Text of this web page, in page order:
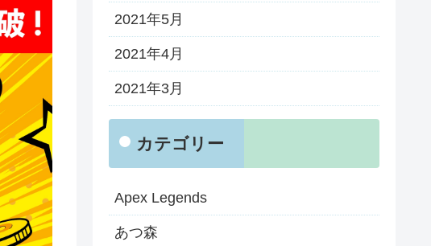
2021年5月
2021年4月
2021年3月
カテゴリー
Apex Legends
あつ森